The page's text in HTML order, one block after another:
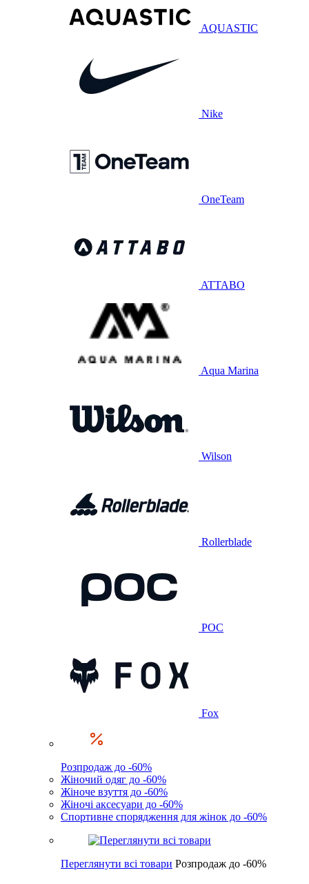
AQUASTIC
Nike
OneTeam
ATTABO
Aqua Marina
Wilson
Rollerblade
POC
Fox
Розпродаж до -60%
Жіночий одяг до -60%
Жіноче взуття до -60%
Жіночі аксесуари до -60%
Спортивне спорядження для жінок до -60%
Переглянути всі товари Розпродаж до -60%